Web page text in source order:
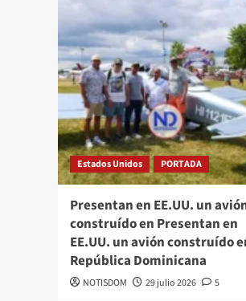
Estados Unidos PORTADA
Presentan en EE.UU. un
construído en Presentan en
EE.UU. un avión construído
República Dominicana
NOTISDOM 29 julio 2026 5